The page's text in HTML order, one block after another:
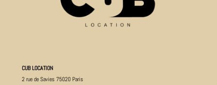
CUB LOCATION
2 rue de Savies 75020 Paris